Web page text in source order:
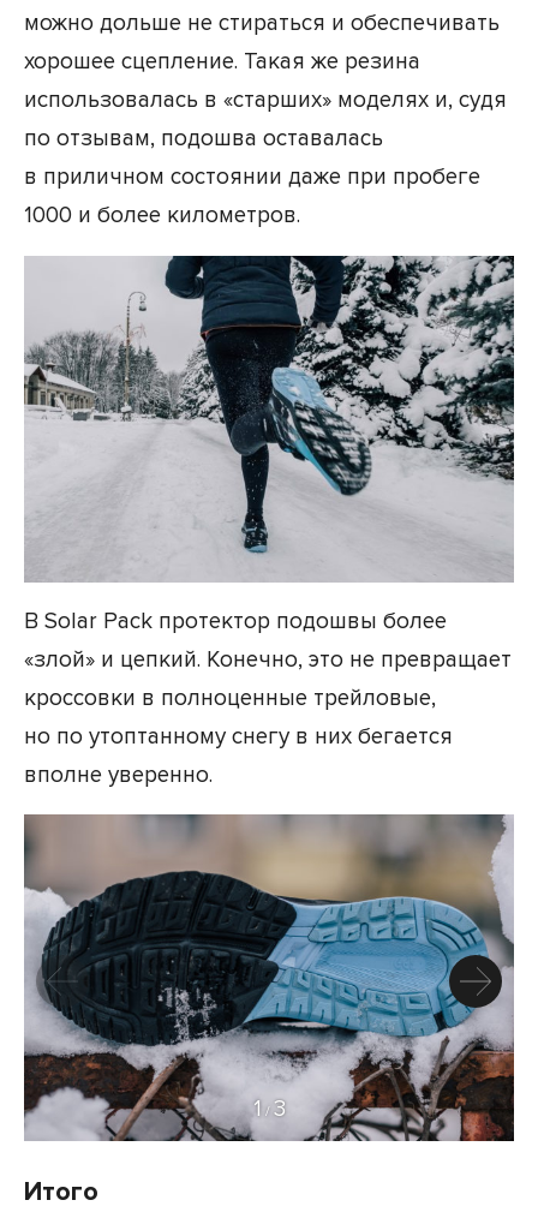
можно дольше не стираться и обеспечивать
хорошее сцепление. Такая же резина
использовалась в «старших» моделях и, судя
по отзывам, подошва оставалась
в приличном состоянии даже при пробеге
1000 и более километров.
В Solar Pack протектор подошвы более
«злой» и цепкий. Конечно, это не превращает
кроссовки в полноценные трейловые,
но по утоптанному снегу в них бегается
вполне уверенно.
1 / 3
Итого